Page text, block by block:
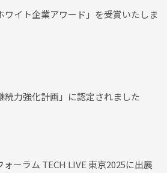
ワイト企業アワード」を受賞いたしま
続力強化計画」に認定されました
ーラム TECH LIVE 東京2025に出展